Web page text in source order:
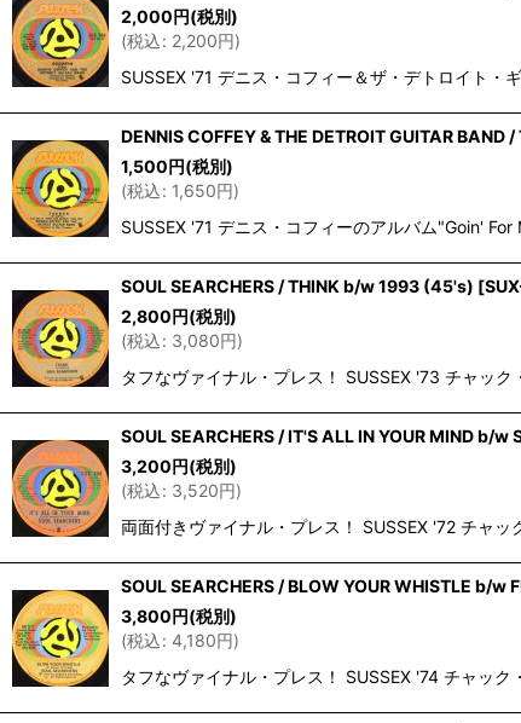
2,000円(税別)
(税込: 2,200円)
SUSSEX '71 デニス・コフィー＆ザ・デトロイト・
DENNIS COFFEY & THE DETROIT GUITAR BAND
1,500円(税別)
(税込: 1,650円)
SUSSEX '71 デニス・コフィーのアルバム"Goin'
SOUL SEARCHERS / THINK b/w 1993 (45's) [
2,800円(税別)
(税込: 3,080円)
タフなヴァイナル・プレス！ SUSSEX '73 チャッ
SOUL SEARCHERS / IT'S ALL IN YOUR MIND b/w
3,200円(税別)
(税込: 3,520円)
両面付きヴァイナル・プレス！ SUSSEX '72 チャ
SOUL SEARCHERS / BLOW YOUR WHISTLE b/w
3,800円(税別)
(税込: 4,180円)
タフなヴァイナル・プレス！ SUSSEX '74 チャッ